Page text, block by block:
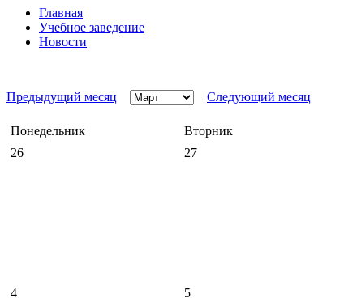
Главная
Учебное заведение
Новости
Предыдущий месяц
Следующий месяц
Понедельник Вторник
26
27
4
5